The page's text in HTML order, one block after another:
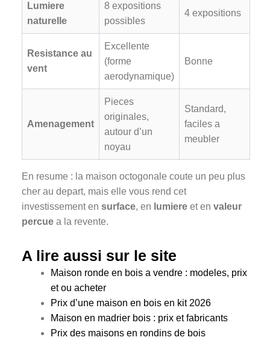
Lumiere
naturelle
8 expositions
possibles
4 expositions
Resistance au
vent
Excellente
(forme
aerodynamique)
Bonne
Amenagement
Pieces
originales,
autour d’un
noyau
Standard,
faciles a
meubler
En resume : la maison octogonale coute un peu plus
cher au depart, mais elle vous rend cet
investissement en surface, en lumiere et en valeur
percue a la revente.
A lire aussi sur le site
Maison ronde en bois a vendre : modeles, prix
et ou acheter
Prix d’une maison en bois en kit 2026
Maison en madrier bois : prix et fabricants
Prix des maisons en rondins de bois